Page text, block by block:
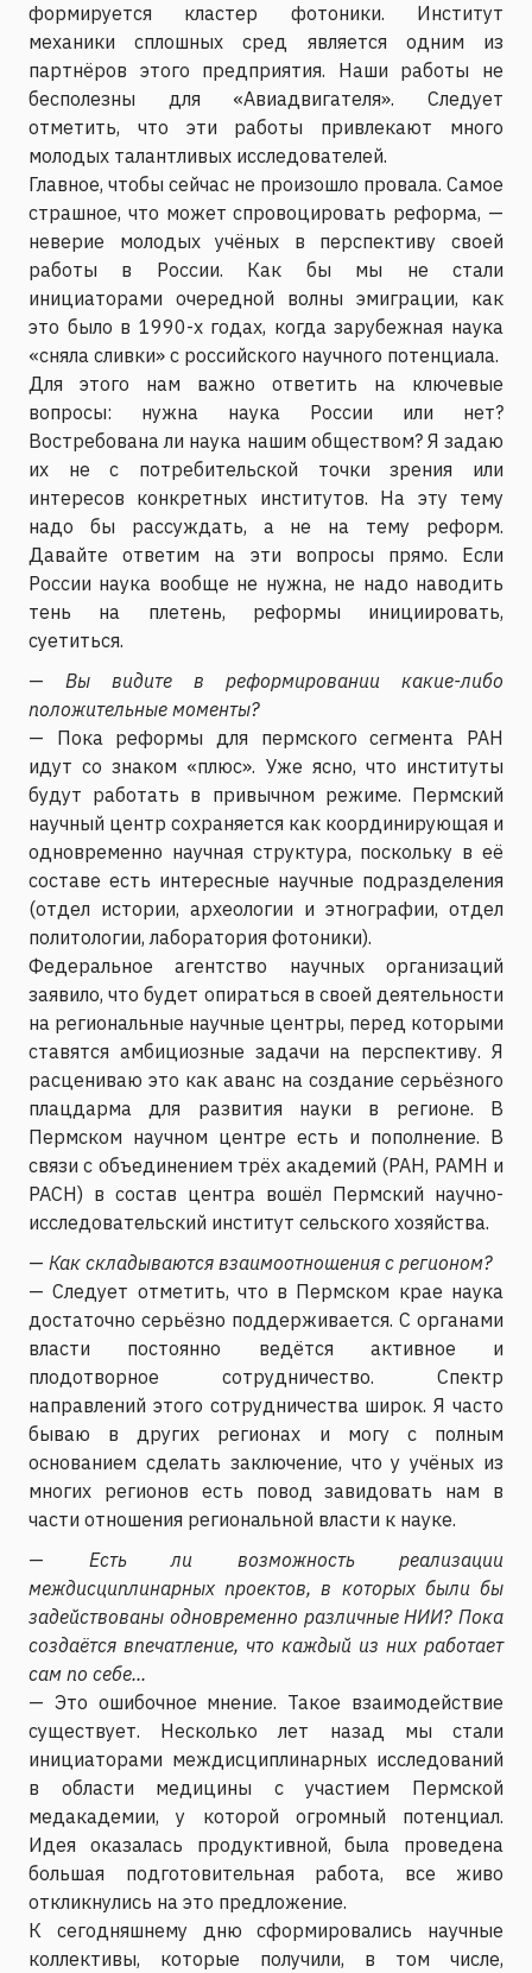
формируется кластер фотоники. Институт
механики сплошных сред является одним из
партнёров этого предприятия. Наши работы не
бесполезны для «Авиадвигателя». Следует
отметить, что эти работы привлекают много
молодых талантливых исследователей.
Главное, чтобы сейчас не произошло провала. Самое
страшное, что может спровоцировать реформа, —
неверие молодых учёных в перспективу своей
работы в России. Как бы мы не стали
инициаторами очередной волны эмиграции, как
это было в 1990-х годах, когда зарубежная наука
«сняла сливки» с российского научного потенциала.
Для этого нам важно ответить на ключевые
вопросы: нужна наука России или нет?
Востребована ли наука нашим обществом? Я задаю
их не с потребительской точки зрения или
интересов конкретных институтов. На эту тему
надо бы рассуждать, а не на тему реформ.
Давайте ответим на эти вопросы прямо. Если
России наука вообще не нужна, не надо наводить
тень на плетень, реформы инициировать,
суетиться.
— Вы видите в реформировании какие-либо
положительные моменты?
— Пока реформы для пермского сегмента РАН
идут со знаком «плюс». Уже ясно, что институты
будут работать в привычном режиме. Пермский
научный центр сохраняется как координирующая и
одновременно научная структура, поскольку в её
составе есть интересные научные подразделения
(отдел истории, археологии и этнографии, отдел
политологии, лаборатория фотоники).
Федеральное агентство научных организаций
заявило, что будет опираться в своей деятельности
на региональные научные центры, перед которыми
ставятся амбициозные задачи на перспективу. Я
расцениваю это как аванс на создание серьёзного
плацдарма для развития науки в регионе. В
Пермском научном центре есть и пополнение. В
связи с объединением трёх академий (РАН, РАМН и
РАСН) в состав центра вошёл Пермский научно-
исследовательский институт сельского хозяйства.
— Как складываются взаимоотношения с регионом?
— Следует отметить, что в Пермском крае наука
достаточно серьёзно поддерживается. С органами
власти постоянно ведётся активное и
плодотворное сотрудничество. Спектр
направлений этого сотрудничества широк. Я часто
бываю в других регионах и могу с полным
основанием сделать заключение, что у учёных из
многих регионов есть повод завидовать нам в
части отношения региональной власти к науке.
— Есть ли возможность реализации
междисциплинарных проектов, в которых были бы
задействованы одновременно различные НИИ? Пока
создаётся впечатление, что каждый из них работает
сам по себе...
— Это ошибочное мнение. Такое взаимодействие
существует. Несколько лет назад мы стали
инициаторами междисциплинарных исследований
в области медицины с участием Пермской
медакадемии, у которой огромный потенциал.
Идея оказалась продуктивной, была проведена
большая подготовительная работа, все живо
откликнулись на это предложение.
К сегодняшнему дню сформировались научные
коллективы, которые получили, в том числе,